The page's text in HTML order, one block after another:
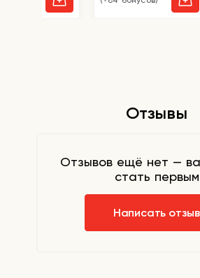
Отзывы
Отзывов ещё нет —
стать первым
Написать отзыв